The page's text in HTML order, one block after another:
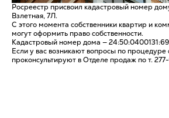
Росреестр присвоил кадастровый номер
Взлетная, 7Л.
С этого момента собственники квартир и
могут оформить право собственности.
Кадастровый номер дома —
Если у вас возникают вопросы по
проконсультируют в Отделе продаж по т.